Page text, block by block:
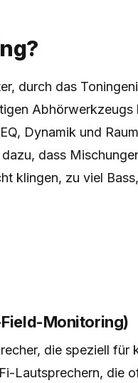
durch das
Dynamik und
dass
klingen, zu viel
Monitoring)
die speziell für
Lautsprechern, die